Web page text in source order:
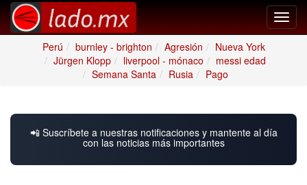
Perú
burnley - brighton Agresión
Nueva York
Jürgen Klopp
liverpool - mónaco
messi edad
Semana Santa
Rusia Pago
📲 Suscríbete a nuestras notificaciones y mantente al día
con las noticias más importantes